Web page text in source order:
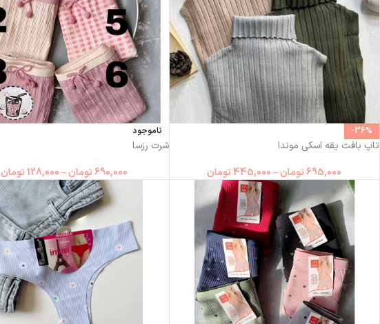
-36%
تاپ بافت یقه اسکی موندا
695,000 تومان–
445,000 تومان
ناموجود
شرت رزسا
690,000تومان–
128,000 تومان